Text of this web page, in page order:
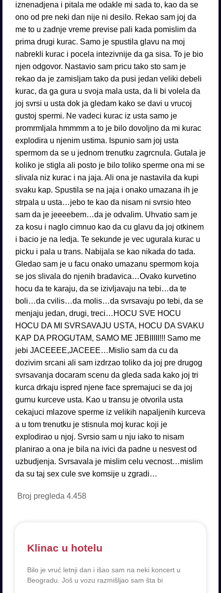
iznenadjena i pitala me odakle mi sada to, kao da se
ono od pre neki dan nije ni desilo. Rekao sam joj da
me to u zadnje vreme previse pali kada pomislim da
prima drugi kurac. Samo je spustila glavu na moj
nabrekli kurac i pocela intezivnije da ga sisa. To je bio
njen odgovor. Nastavio sam pricu tako sto sam je
rekao da je zamisljam tako da pusi jedan veliki debeli
kurac, da ga gura u svoja mala usta, da li bi volela da
joj svrsi u usta dok ja gledam kako se davi u vrucoj
gustoj spermi. Ne vadeci kurac iz usta samo je
promrmljala hmmmm a to je bilo dovoljno da mi kurac
explodira u njenim ustima. Ispunio sam joj usta
spermom da se u jednom trenutku zagrcnula. Gutala je
koliko je stigla ali posto je bilo toliko sperme ona mi se
slivala niz kurac i na jaja. Ali ona je nastavila da kupi
svaku kap. Spustila se na jaja i onako umazana ih je
strpala u usta…jebo te kao da nisam ni svrsio hteo
sam da je jeeeebem…da je odvalim. Uhvatio sam je
za kosu i naglo cimnuo kao da cu glavu da joj otkinem
i bacio je na ledja. Te sekunde je vec ugurala kurac u
picku i pala u trans. Nabijala se kao nikada do tada.
Gledao sam je u facu onako umazanu spermom koja
se jos slivala do njenih bradavica…Ovako kurvetino
hocu da te karaju, da se izivljavaju na tebi…da te
boli…da cvilis…da molis…da svrsavaju po tebi, da se
menjaju jedan, drugi, treci…HOCU SVE HOCU
HOCU DA MI SVRSAVAJU USTA, HOCU DA SVAKU
KAP DA PROGUTAM, SAMO ME JEBIIIII!!! Samo me
jebi JACEEEE,JACEEE…Mislio sam da cu da
dozivim srcani ali sam izdrzao toliko da joj pre drugog
svrsavanja docaram scenu da gleda sada kako joj tri
kurca drkaju ispred njene face spremajuci se da joj
gurnu kurceve usta. Kao u transu je otvorila usta
cekajuci mlazove sperme iz velikih napaljenih kurceva
a u tom trenutku je stisnula moj kurac koji je
explodirao u njoj. Svrsio sam u nju iako to nisam
planirao a ona je bila na ivici da padne u nesvest od
uzbudjenja. Svrsavala je mislim celu vecnost…mislim
da su taj sex cule sve komsije u zgradi…
Broj pregleda 4.458
Klinac u hotelu
Bilo je vruć letnji dan i išao sam na neki koncert u
Beogradu. Još u vozu razmišljao sam šta bi